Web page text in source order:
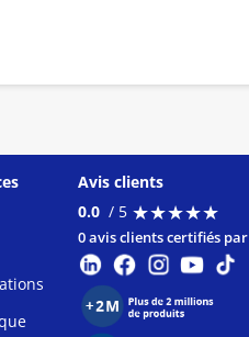
Avis clients
0.0 / 5 ★★★★★
★★★★★
0 avis clients certifiés par